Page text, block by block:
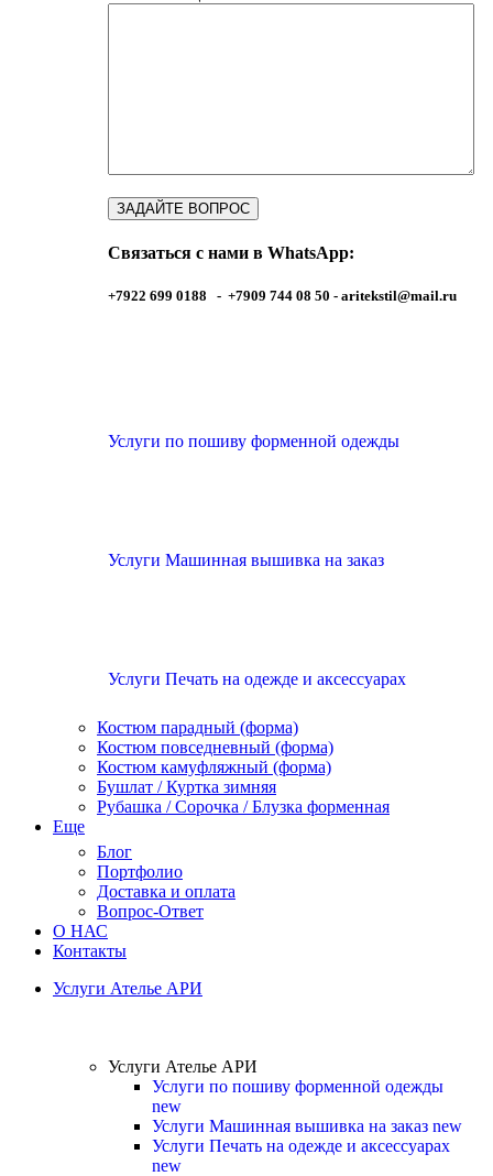
Связаться с нами в WhatsApp:
+7922 699 0188 - +7909 744 08 50 - aritekstil@mail.ru
Услуги по пошиву форменной одежды
Услуги Машинная вышивка на заказ
Услуги Печать на одежде и аксессуарах
Костюм парадный (форма)
Костюм повседневный (форма)
Костюм камуфляжный (форма)
Бушлат / Куртка зимняя
Рубашка / Сорочка / Блузка форменная
Еще
Блог
Портфолио
Доставка и оплата
Вопрос-Ответ
О НАС
Контакты
Услуги Ателье АРИ
Услуги Ателье АРИ
Услуги по пошиву форменной одежды
new
Услуги Машинная вышивка на заказ new
Услуги Печать на одежде и аксессуарах
new